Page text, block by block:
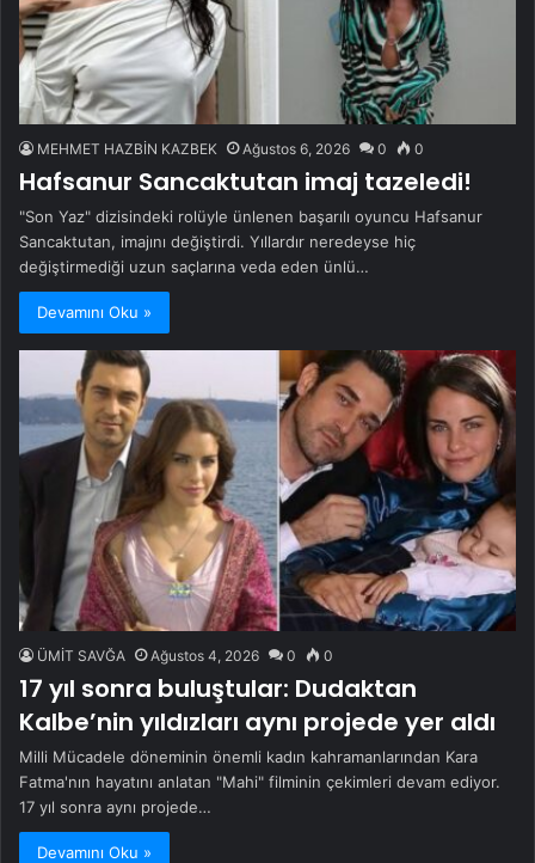
MEHMET HAZBİN KAZBEK Ağustos 6, 2026 0 0
Hafsanur Sancaktutan imaj tazeledi!
"Son Yaz" dizisindeki rolüyle ünlenen başarılı oyuncu Hafsanur
Sancaktutan, imajını değiştirdi. Yıllardır neredeyse hiç
değiştirmediği uzun saçlarına veda eden ünlü…
Devamını Oku »
ÜMİT SAVĞA Ağustos 4, 2026 0 0
17 yıl sonra buluştular: Dudaktan
Kalbe’nin yıldızları aynı projede yer aldı
Milli Mücadele döneminin önemli kadın kahramanlarından Kara
Fatma'nın hayatını anlatan "Mahi" filminin çekimleri devam ediyor.
17 yıl sonra aynı projede…
Devamını Oku »